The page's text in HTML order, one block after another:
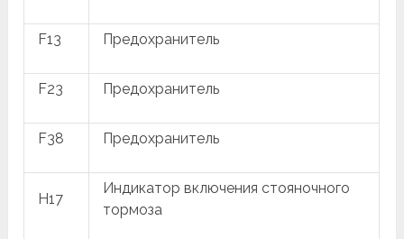
F13 Предохранитель
F23 Предохранитель
F38 Предохранитель
H17
Индикатор включения стояночного
тормоза